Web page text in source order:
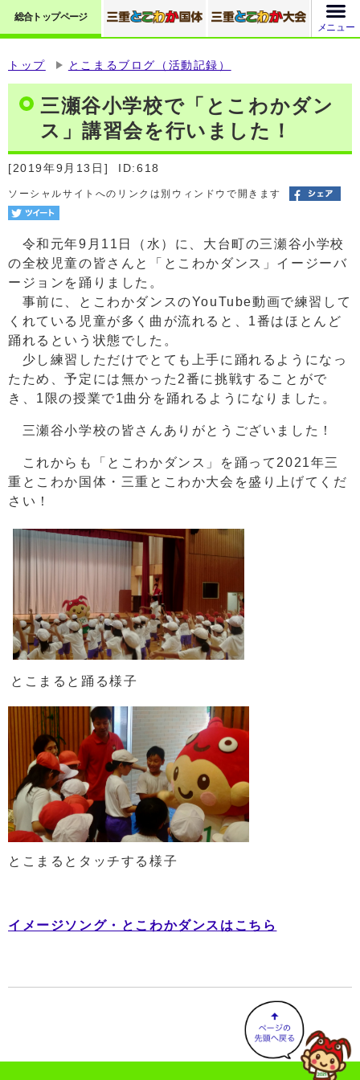
総合トップページ
メニュー
トップ とこまるブログ（活動記録）
三瀬谷小学校で「とこわかダン
ス」講習会を行いました！
[2019年9月13日] ID:618
ソーシャルサイトへのリンクは別ウィンドウで開きます
令和元年9月11日（水）に、大台町の三瀬谷小学校
の全校児童の皆さんと「とこわかダンス」イージーバ
ージョンを踊りました。
事前に、とこわかダンスのYouTube動画で練習して
くれている児童が多く曲が流れると、1番はほとんど
踊れるという状態でした。
少し練習しただけでとても上手に踊れるようになっ
たため、予定には無かった2番に挑戦することがで
き、1限の授業で1曲分を踊れるようになりました。
三瀬谷小学校の皆さんありがとうございました！
これからも「とこわかダンス」を踊って2021年三
重とこわか国体・三重とこわか大会を盛り上げてくだ
さい！
とこまると踊る様子
とこまるとタッチする様子
イメージソング・とこわかダンスはこちら